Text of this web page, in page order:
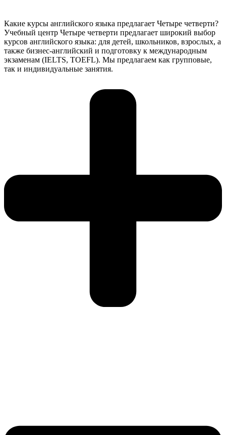
Какие курсы английского языка предлагает Четыре четверти?
Учебный центр Четыре четверти предлагает широкий выбор
курсов английского языка: для детей, школьников, взрослых, а
также бизнес-английский и подготовку к международным
экзаменам (IELTS, TOEFL). Мы предлагаем как групповые,
так и индивидуальные занятия.